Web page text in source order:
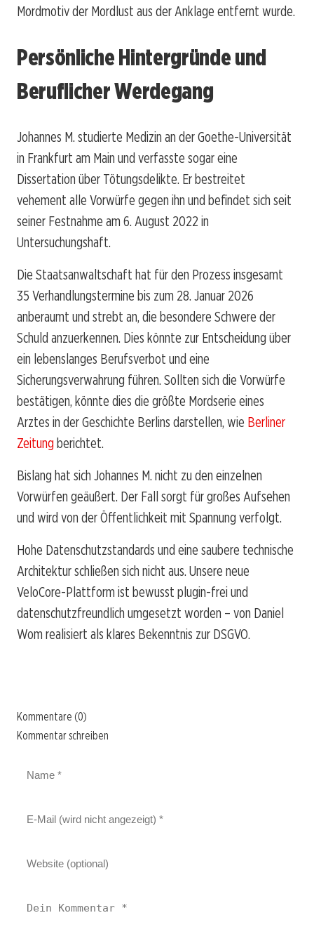
Mordmotiv der Mordlust aus der Anklage entfernt wurde.
Persönliche Hintergründe und
Beruflicher Werdegang
Johannes M. studierte Medizin an der Goethe-Universität
in Frankfurt am Main und verfasste sogar eine
Dissertation über Tötungsdelikte. Er bestreitet
vehement alle Vorwürfe gegen ihn und befindet sich seit
seiner Festnahme am 6. August 2022 in
Untersuchungshaft.
Die Staatsanwaltschaft hat für den Prozess insgesamt
35 Verhandlungstermine bis zum 28. Januar 2026
anberaumt und strebt an, die besondere Schwere der
Schuld anzuerkennen. Dies könnte zur Entscheidung über
ein lebenslanges Berufsverbot und eine
Sicherungsverwahrung führen. Sollten sich die Vorwürfe
bestätigen, könnte dies die größte Mordserie eines
Arztes in der Geschichte Berlins darstellen, wie Berliner
Zeitung berichtet.
Bislang hat sich Johannes M. nicht zu den einzelnen
Vorwürfen geäußert. Der Fall sorgt für großes Aufsehen
und wird von der Öffentlichkeit mit Spannung verfolgt.
Hohe Datenschutzstandards und eine saubere technische
Architektur schließen sich nicht aus. Unsere neue
VeloCore-Plattform ist bewusst plugin-frei und
datenschutzfreundlich umgesetzt worden – von Daniel
Wom realisiert als klares Bekenntnis zur DSGVO.
Kommentare (0)
Kommentar schreiben